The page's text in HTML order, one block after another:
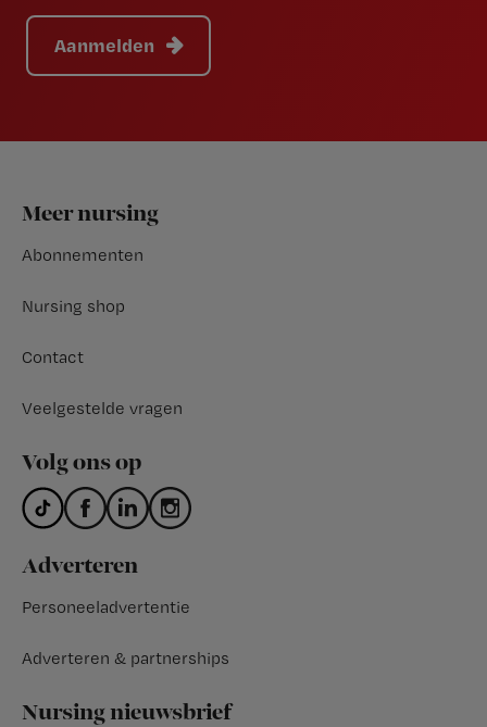
Aanmelden
Footer
Meer nursing
Abonnementen
Nursing shop
Contact
Veelgestelde vragen
Volg ons op
Adverteren
Personeeladvertentie
Adverteren & partnerships
Nursing nieuwsbrief